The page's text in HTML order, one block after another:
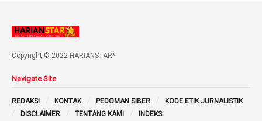
Copyright © 2022 HARIANSTAR*
Navigate Site
REDAKSI KONTAK PEDOMAN SIBER
KODE ETIK JURNALISTIK
DISCLAIMER
TENTANG KAMI INDEKS